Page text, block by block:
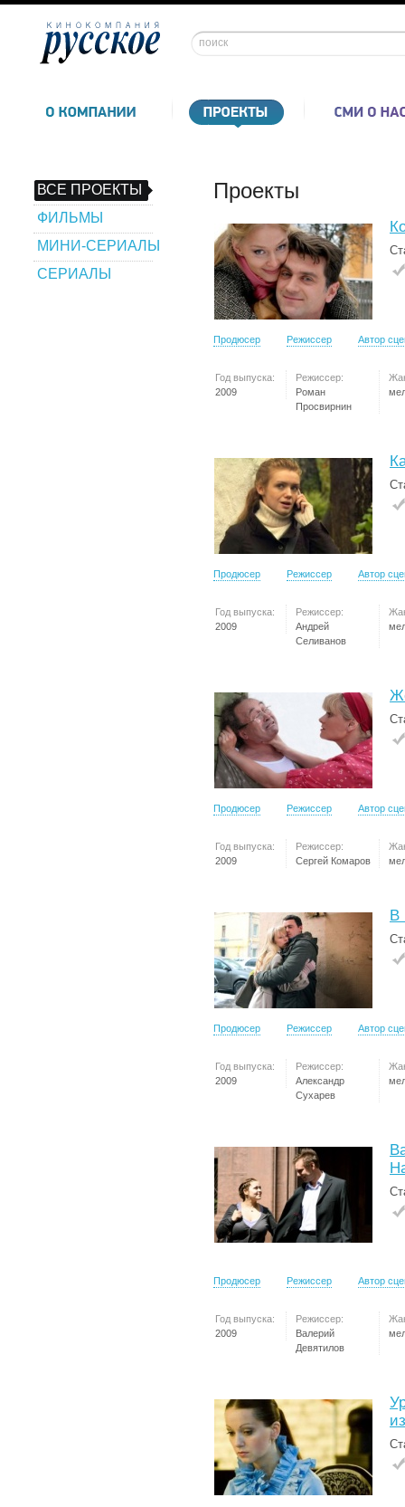
ВСЕ ПРОЕКТЫ
ФИЛЬМЫ
МИНИ-СЕРИАЛЫ
СЕРИАЛЫ
Проекты
Продюсер Режиссер Автор
Год выпуска:
2009
Режиссер:
Роман
Просвирнин
Продюсер Режиссер Автор
Год выпуска:
2009
Режиссер:
Андрей
Селиванов
Продюсер Режиссер Автор
Год выпуска:
2009
Режиссер:
Сергей Комаров
В
Продюсер Режиссер Автор
Год выпуска:
2009
Режиссер:
Александр
Сухарев
Продюсер Режиссер Автор
Год выпуска:
2009
Режиссер:
Валерий
Девятилов